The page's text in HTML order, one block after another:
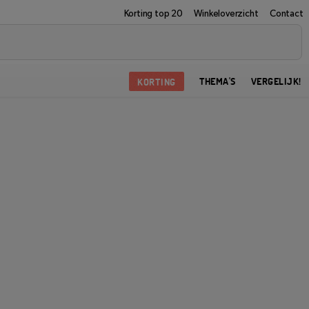
Korting top 20 Winkeloverzicht Contact
VERGELIJK!
THEMA'S
KORTING